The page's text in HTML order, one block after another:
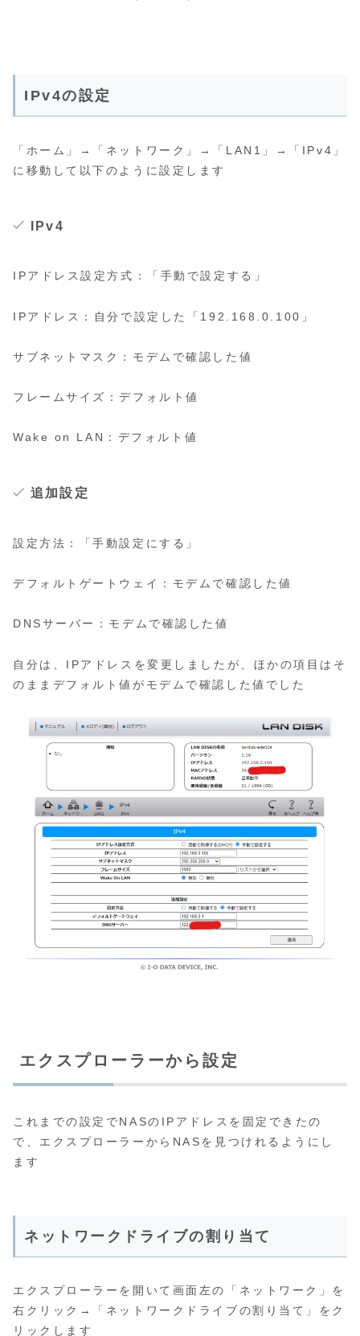
IPv4の設定
「ホーム」→「ネットワーク」→「LAN1」→「IPv4」
に移動して以下のように設定します
IPv4
IPアドレス設定方式：「手動で設定する」
IPアドレス：自分で設定した「192.168.0.100」
サブネットマスク：モデムで確認した値
フレームサイズ：デフォルト値
Wake on LAN：デフォルト値
追加設定
設定方法：「手動設定にする」
デフォルトゲートウェイ：モデムで確認した値
DNSサーバー：モデムで確認した値
自分は、IPアドレスを変更しましたが、ほかの項目はそ
のままデフォルト値がモデムで確認した値でした
エクスプローラーから設定
これまでの設定でNASのIPアドレスを固定できたの
で、エクスプローラーからNASを見つけれるようにし
ます
ネットワークドライブの割り当て
エクスプローラーを開いて画面左の「ネットワーク」を
右クリック→「ネットワークドライブの割り当て」をク
リックします